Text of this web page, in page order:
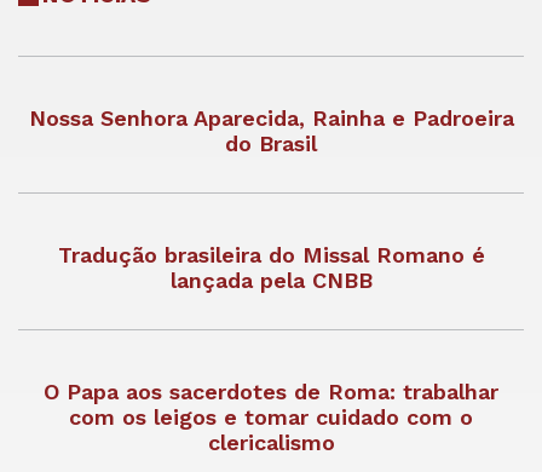
Nossa Senhora Aparecida, Rainha e Padroeira
do Brasil
Tradução brasileira do Missal Romano é
lançada pela CNBB
O Papa aos sacerdotes de Roma: trabalhar
com os leigos e tomar cuidado com o
clericalismo